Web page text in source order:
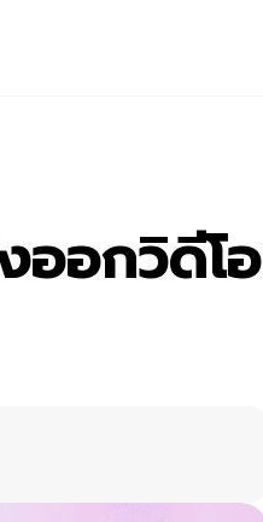
ออกวิดีโอ